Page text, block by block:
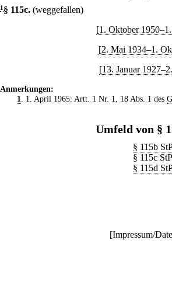
1 § 115c. (weggefallen)
[1. Oktober
[2. Mai 1934–1.
[13. Januar
Anmerkungen:
1
. 1. April 1965: Artt. 1 Nr. 1, 18 Abs. 1 des
Umfeld von §
§ 115b
§ 115c
§ 115d
[Impressum/